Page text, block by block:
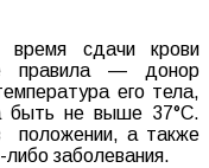
время сдачи крови
правила — донор
его тела,
быть не выше 37°С.
положении, а также
заболевания.